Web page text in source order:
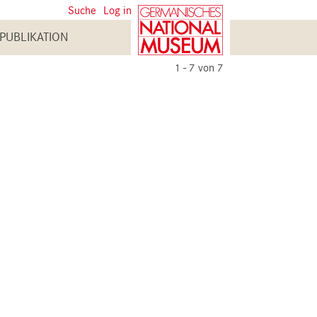
User
account
menu
Suche Log in
PUBLIKATION
1 - 7 von 7